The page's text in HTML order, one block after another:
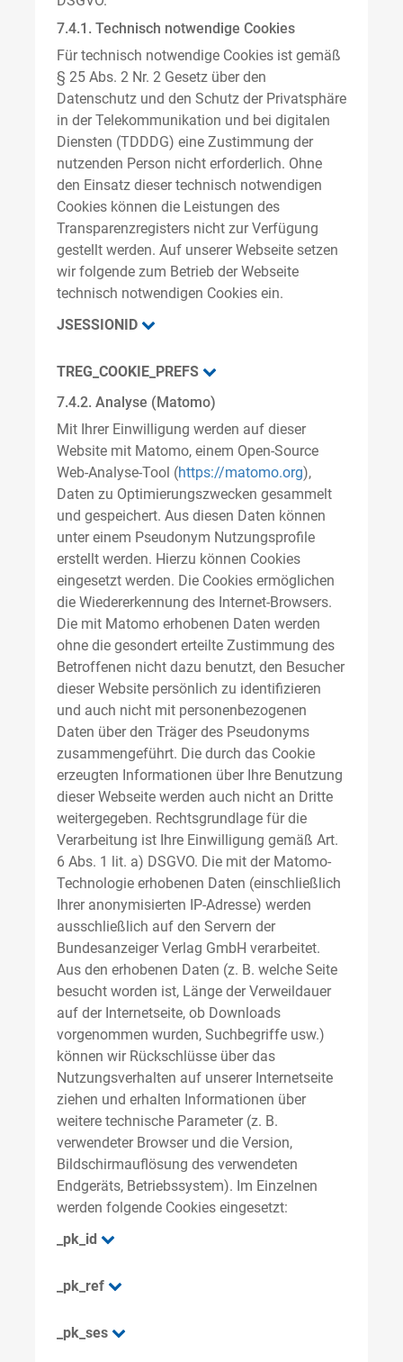
7.4.1. Technisch notwendige Cookies
Für technisch notwendige Cookies ist gemäß
§ 25 Abs. 2 Nr. 2 Gesetz über den
Datenschutz und den Schutz der Privatsphäre
in der Telekommunikation und bei digitalen
Diensten (TDDDG) eine Zustimmung der
nutzenden Person nicht erforderlich. Ohne
den Einsatz dieser technisch notwendigen
Cookies können die Leistungen des
Transparenzregisters nicht zur Verfügung
gestellt werden. Auf unserer Webseite setzen
wir folgende zum Betrieb der Webseite
technisch notwendigen Cookies ein.
JSESSIONID
TREG_COOKIE_PREFS
7.4.2. Analyse (Matomo)
Mit Ihrer Einwilligung werden auf dieser
Website mit Matomo, einem Open-Source
Web-Analyse-Tool (https://matomo.org),
Daten zu Optimierungszwecken gesammelt
und gespeichert. Aus diesen Daten können
unter einem Pseudonym Nutzungsprofile
erstellt werden. Hierzu können Cookies
eingesetzt werden. Die Cookies ermöglichen
die Wiedererkennung des Internet-Browsers.
Die mit Matomo erhobenen Daten werden
ohne die gesondert erteilte Zustimmung des
Betroffenen nicht dazu benutzt, den Besucher
dieser Website persönlich zu identifizieren
und auch nicht mit personenbezogenen
Daten über den Träger des Pseudonyms
zusammengeführt. Die durch das Cookie
erzeugten Informationen über Ihre Benutzung
dieser Webseite werden auch nicht an Dritte
weitergegeben. Rechtsgrundlage für die
Verarbeitung ist Ihre Einwilligung gemäß Art.
6 Abs. 1 lit. a) DSGVO. Die mit der Matomo-
Technologie erhobenen Daten (einschließlich
Ihrer anonymisierten IP-Adresse) werden
ausschließlich auf den Servern der
Bundesanzeiger Verlag GmbH verarbeitet.
Aus den erhobenen Daten (z. B. welche Seite
besucht worden ist, Länge der Verweildauer
auf der Internetseite, ob Downloads
vorgenommen wurden, Suchbegriffe usw.)
können wir Rückschlüsse über das
Nutzungsverhalten auf unserer Internetseite
ziehen und erhalten Informationen über
weitere technische Parameter (z. B.
verwendeter Browser und die Version,
Bildschirmauflösung des verwendeten
Endgeräts, Betriebssystem). Im Einzelnen
werden folgende Cookies eingesetzt:
_pk_id
_pk_ref
_pk_ses